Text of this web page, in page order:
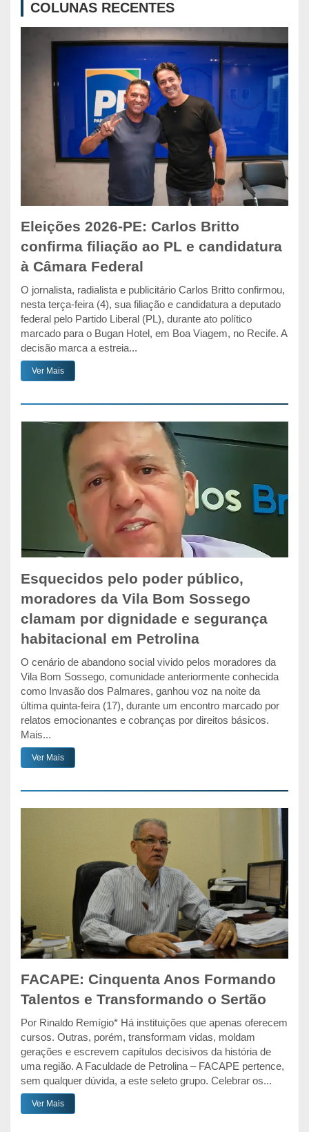
COLUNAS RECENTES
Eleições 2026-PE: Carlos Britto
confirma filiação ao PL e candidatura
à Câmara Federal
O jornalista, radialista e publicitário Carlos Britto confirmou,
nesta terça-feira (4), sua filiação e candidatura a deputado
federal pelo Partido Liberal (PL), durante ato político
marcado para o Bugan Hotel, em Boa Viagem, no Recife. A
decisão marca a estreia...
Ver Mais
Esquecidos pelo poder público,
moradores da Vila Bom Sossego
clamam por dignidade e segurança
habitacional em Petrolina
O cenário de abandono social vivido pelos moradores da
Vila Bom Sossego, comunidade anteriormente conhecida
como Invasão dos Palmares, ganhou voz na noite da
última quinta-feira (17), durante um encontro marcado por
relatos emocionantes e cobranças por direitos básicos.
Mais...
Ver Mais
FACAPE: Cinquenta Anos Formando
Talentos e Transformando o Sertão
Por Rinaldo Remígio* Há instituições que apenas oferecem
cursos. Outras, porém, transformam vidas, moldam
gerações e escrevem capítulos decisivos da história de
uma região. A Faculdade de Petrolina – FACAPE pertence,
sem qualquer dúvida, a este seleto grupo. Celebrar os...
Ver Mais